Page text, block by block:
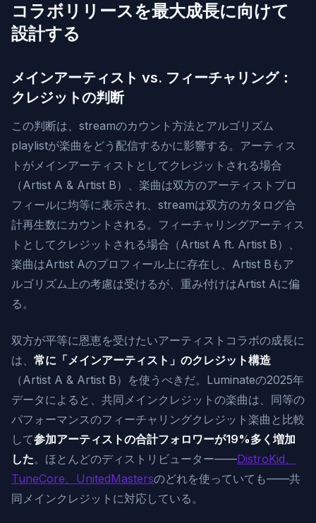
コラボリリースを最大成長に向けて
設計する
メインアーティスト vs. フィーチャリング：
クレジットの判断
この判断は、streamのカウント方法とアルゴリズム
playlistが楽曲をどう配信するかに影響する。アーティス
トがメインアーティストとしてクレジットされる場合
（Artist A & Artist B）、楽曲は双方のアーティストプロ
フィールに均等に表示され、streamは双方のカタログ合
計再生数にカウントされる。フィーチャリングアーティス
トとしてクレジットされる場合（Artist A ft. Artist B）、
楽曲はArtist Aのプロフィール上に存在し、Artist Bもア
ルゴリズム上の考慮は受けるが、重み付けはArtist Aに偏
る。
双方が平等に恩恵を受けたいアーティストコラボの成長に
は、 常に「メインアーティスト」のクレジット構造
（Artist A & Artist B）を使うべきだ。Luminateの2025年
データによると、共同メインクレジットの楽曲は、同等の
パフォーマンスのフィーチャリングクレジット楽曲と比較
して参加アーティストの合計フォロワーが19%多く増加
した。ほとんどのディストリビューター——DistroKid、
TuneCore、UnitedMastersのどれを使っていても——共
同メインクレジットに対応している。